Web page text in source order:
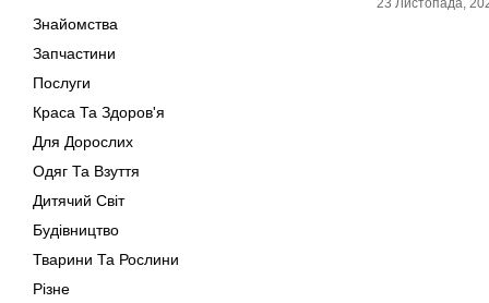
Знайомства
Запчастини
Послуги
Краса Та Здоров'я
Для Дорослих
Одяг Та Взуття
Дитячий Світ
Будівництво
Тварини Та Рослини
Різне
23 Листопада,